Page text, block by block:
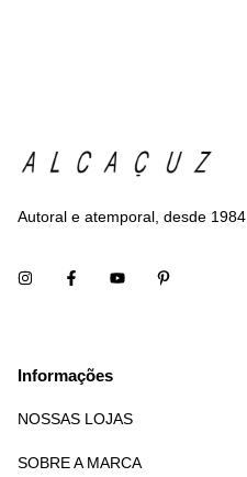
Autoral e atemporal, desde 1984.
Informações
NOSSAS LOJAS
SOBRE A MARCA